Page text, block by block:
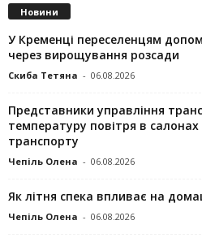
Новини
У Кременці переселенцям
через вирощування розсади
Скиба Тетяна - 06.08.2026
Представники управління
температуру повітря в салонах
транспорту
Чепіль Олена - 06.08.2026
Як літня спека впливає на
Чепіль Олена - 06.08.2026